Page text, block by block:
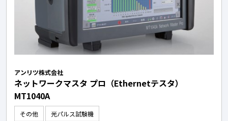
アンリツ株式会社
ネットワークマスタ プロ（Ethernetテスタ）
MT1040A
その他 光パルス試験機